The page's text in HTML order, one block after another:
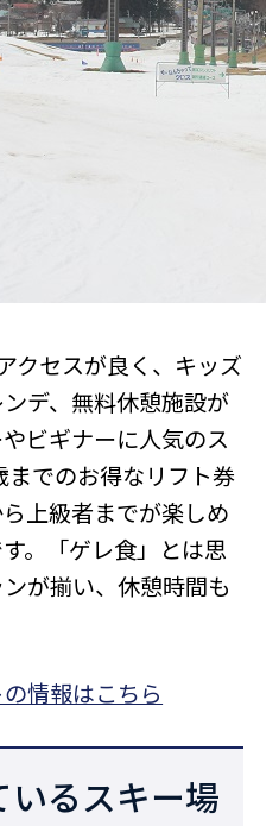
クセスが良く、キッズ
デ、無料休憩施設が
ビギナーに人気のス
でのお得なリフト券
上級者までが楽しめ
。「ゲレ食」とは思
が揃い、休憩時間も
情報はこちら
るスキー場